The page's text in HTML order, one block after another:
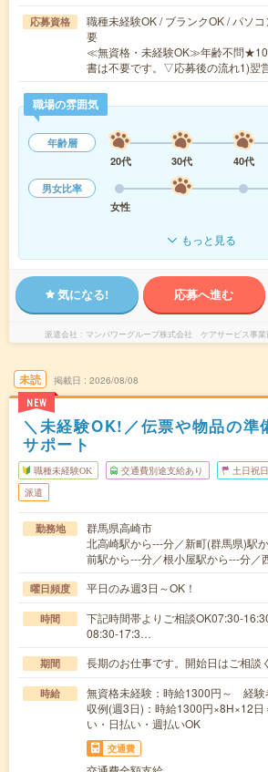
応募資格
職種未経験OK / ブランクOK / パソ
要
≪無資格・未経験OK≫年齢不問
書は不要です。▽応募後の流れ1)翌
職場の雰囲気
年齢層
20代
30代 40代
男女比率
女性
もっと見る
気になる! 応募へ進む
派遣会社 マンパワーグループ株式会社 ケアサービス事
未読
NEW
掲載日 2026/08/08
＼未経験OK!／伝票や物品の準
サポート
職種未経験OK 交通費別途支給あり 土日祝
派遣
勤務地
群馬県高崎市
北高崎駅から---分／新町(群馬県)駅
前駅から---分／根小屋駅から---分／
曜日頻度 平日のみ週3日～OK！
時間
下記時間帯よりご相談OK07:30-
08:30-17:3…
期間 長期のお仕事です。開始日はご相
時給
無資格未経験：時給1300円～ 経
収例(週3日)：時給1300円×8H×12
い・日払い・週払いOK
交通費